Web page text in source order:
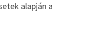
alapján a